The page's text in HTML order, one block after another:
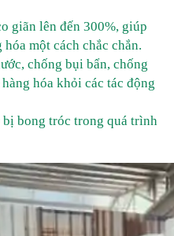
giãn lên đến 300%, giúp
một cách chắc chắn.
chống bụi bẩn, chống
hóa khỏi các tác động
bong tróc trong quá trình